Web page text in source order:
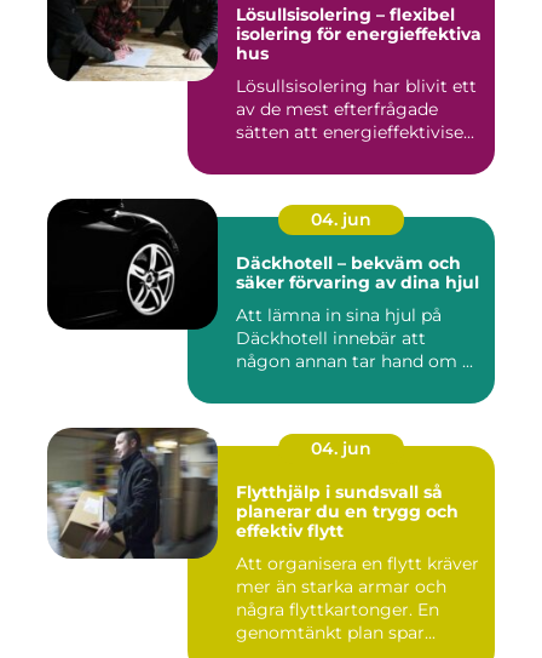
Lösullsisolering – flexibel
isolering för energieffektiva
hus
Lösullsisolering har blivit ett
av de mest efterfrågade
sätten att energieffektivise...
04. jun
Däckhotell – bekväm och
säker förvaring av dina hjul
Att lämna in sina hjul på
Däckhotell innebär att
någon annan tar hand om ...
04. jun
Flytthjälp i sundsvall så
planerar du en trygg och
effektiv flytt
Att organisera en flytt kräver
mer än starka armar och
några flyttkartonger. En
genomtänkt plan spar...